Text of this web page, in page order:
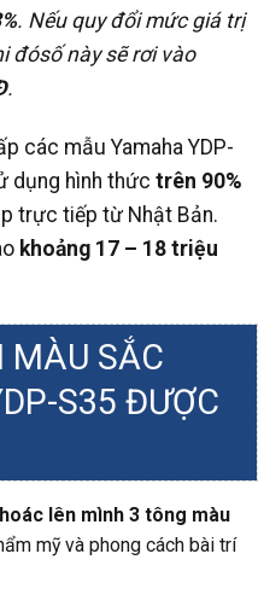
. Nếu quy đổi mức giá trị
đósố này sẽ rơi vào
.
các mẫu Yamaha YDP-
dụng hình thức trên 90%
trực tiếp từ Nhật Bản.
khoảng 17 – 18 triệu
MÀU SẮC
S35 ĐƯỢC
lên mình 3 tông màu
mỹ và phong cách bài trí